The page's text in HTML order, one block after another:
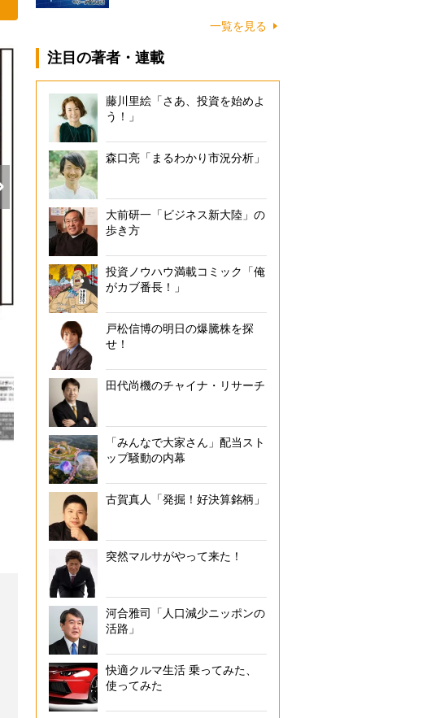
豊田商事事件直後に警視庁が作成した悪徳商法防止のポスター（1985年
一覧を見る
注目の著者・連載
藤川里絵「さあ、投資を始めよ
う！」
森口亮「まるわかり市況分析」
大前研一「ビジネス新大陸」の
歩き方
投資ノウハウ満載コミック「俺
がカブ番長！」
戸松信博の明日の爆騰株を探
せ！
田代尚機のチャイナ・リサーチ
「みんなで大家さん」配当スト
ップ騒動の内幕
古賀真人「発掘！好決算銘柄」
突然マルサがやって来た！
河合雅司「人口減少ニッポンの
活路」
快適クルマ生活 乗ってみた、
使ってみた